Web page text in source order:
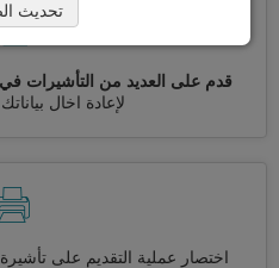
قدم على العديد من التأشيرات
لإعادة اخال
اختصار عملية التقديم على
تحديث